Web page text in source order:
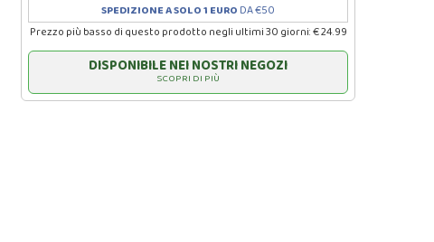
SPEDIZIONE A SOLO 1 EURO DA €50
Prezzo più basso di questo prodotto negli ultimi 30 giorni: € 24.99
DISPONIBILE NEI NOSTRI NEGOZI
SCOPRI DI PIÙ